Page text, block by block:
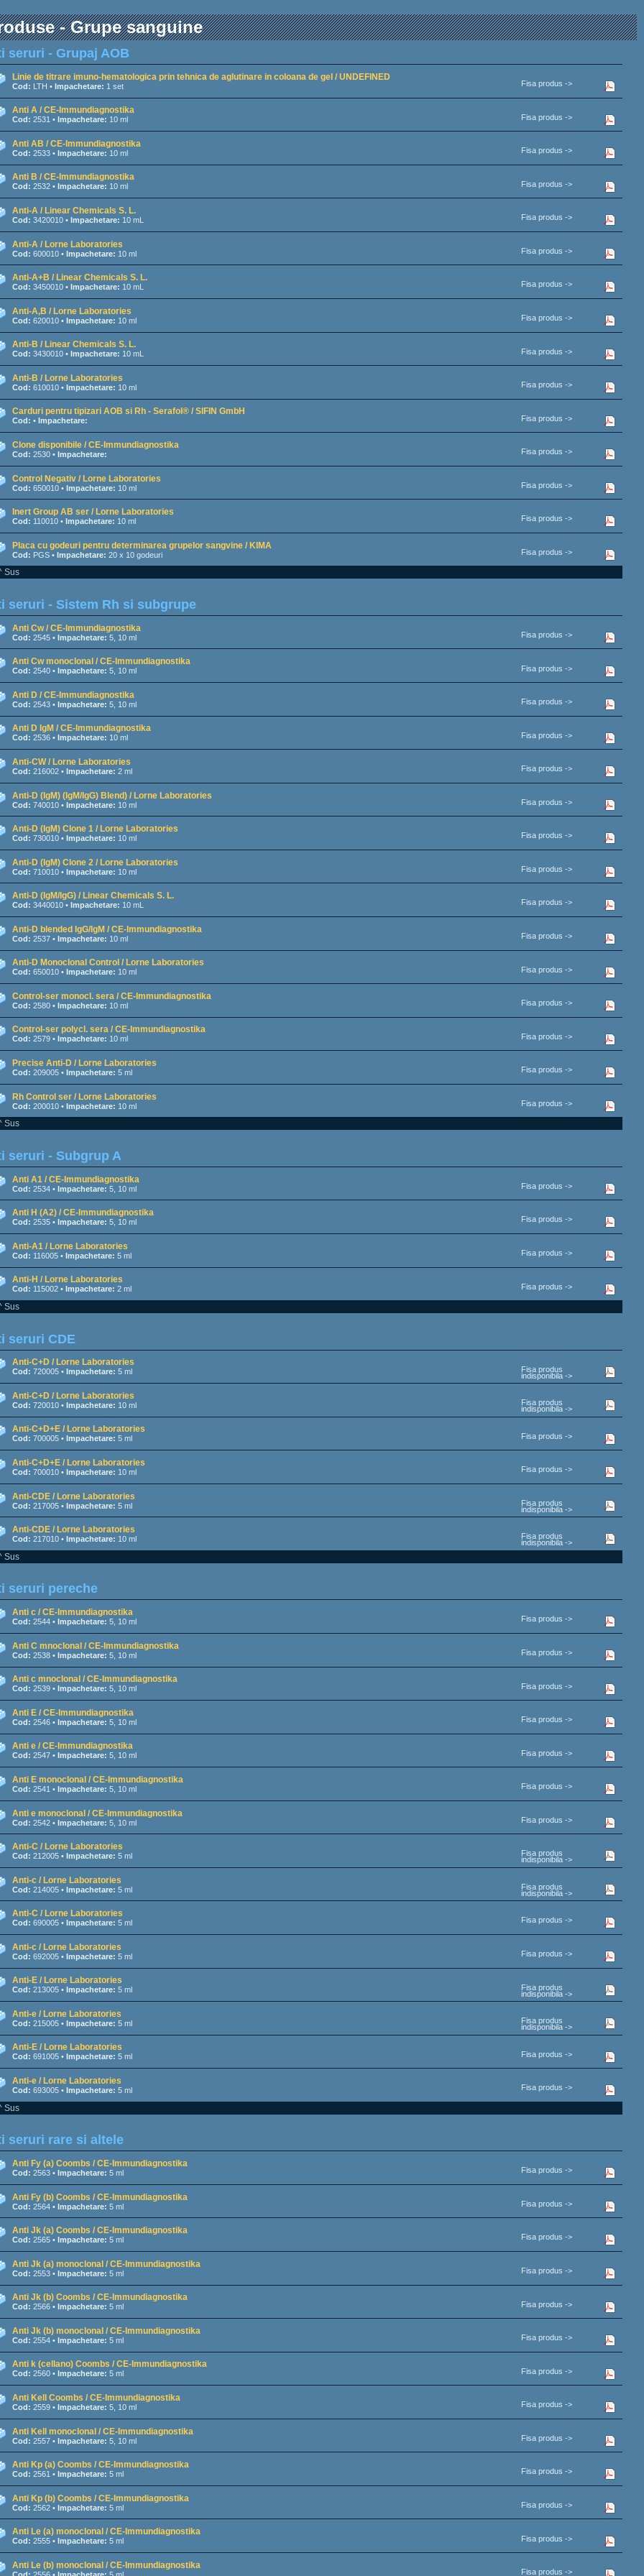
- Grupe sanguine
seruri - Grupaj AOB
Linie de titrare imuno-hematologica prin tehnica de aglutinare in coloana de gel / UNDEFINED
Cod: LTH • Impachetare: 1 set Fisa produs ->
Anti A / CE-Immundiagnostika
Cod: 2531 • Impachetare: 10 ml Fisa produs ->
Anti AB / CE-Immundiagnostika
Cod: 2533 • Impachetare: 10 ml Fisa produs ->
Anti B / CE-Immundiagnostika
Cod: 2532 • Impachetare: 10 ml Fisa produs ->
Anti-A / Linear Chemicals S. L.
Cod: 3420010 • Impachetare: 10 mL Fisa produs ->
Anti-A / Lorne Laboratories
Cod: 600010 • Impachetare: 10 ml Fisa produs ->
Anti-A+B / Linear Chemicals S. L.
Cod: 3450010 • Impachetare: 10 mL Fisa produs ->
Anti-A,B / Lorne Laboratories
Cod: 620010 • Impachetare: 10 ml Fisa produs ->
Anti-B / Linear Chemicals S. L.
Cod: 3430010 • Impachetare: 10 mL Fisa produs ->
Anti-B / Lorne Laboratories
Cod: 610010 • Impachetare: 10 ml Fisa produs ->
Carduri pentru tipizari AOB si Rh - Serafol® / SIFIN GmbH
Cod: • Impachetare: Fisa produs ->
Clone disponibile / CE-Immundiagnostika
Cod: 2530 • Impachetare: Fisa produs ->
Control Negativ / Lorne Laboratories
Cod: 650010 • Impachetare: 10 ml Fisa produs ->
Inert Group AB ser / Lorne Laboratories
Cod: 110010 • Impachetare: 10 ml Fisa produs ->
Placa cu godeuri pentru determinarea grupelor sangvine / KIMA
Cod: PGS • Impachetare: 20 x 10 godeuri Fisa produs ->
Sus
seruri - Sistem Rh si subgrupe
Anti Cw / CE-Immundiagnostika
Cod: 2545 • Impachetare: 5, 10 ml Fisa produs ->
Anti Cw monoclonal / CE-Immundiagnostika
Cod: 2540 • Impachetare: 5, 10 ml Fisa produs ->
Anti D / CE-Immundiagnostika
Cod: 2543 • Impachetare: 5, 10 ml Fisa produs ->
Anti D IgM / CE-Immundiagnostika
Cod: 2536 • Impachetare: 10 ml Fisa produs ->
Anti-CW / Lorne Laboratories
Cod: 216002 • Impachetare: 2 ml Fisa produs ->
Anti-D (IgM) (IgM/IgG) Blend) / Lorne Laboratories
Cod: 740010 • Impachetare: 10 ml Fisa produs ->
Anti-D (IgM) Clone 1 / Lorne Laboratories
Cod: 730010 • Impachetare: 10 ml Fisa produs ->
Anti-D (IgM) Clone 2 / Lorne Laboratories
Cod: 710010 • Impachetare: 10 ml Fisa produs ->
Anti-D (IgM/IgG) / Linear Chemicals S. L.
Cod: 3440010 • Impachetare: 10 mL Fisa produs ->
Anti-D blended IgG/IgM / CE-Immundiagnostika
Cod: 2537 • Impachetare: 10 ml Fisa produs ->
Anti-D Monoclonal Control / Lorne Laboratories
Cod: 650010 • Impachetare: 10 ml Fisa produs ->
Control-ser monocl. sera / CE-Immundiagnostika
Cod: 2580 • Impachetare: 10 ml Fisa produs ->
Control-ser polycl. sera / CE-Immundiagnostika
Cod: 2579 • Impachetare: 10 ml Fisa produs ->
Precise Anti-D / Lorne Laboratories
Cod: 209005 • Impachetare: 5 ml Fisa produs ->
Rh Control ser / Lorne Laboratories
Cod: 200010 • Impachetare: 10 ml Fisa produs ->
Sus
seruri - Subgrup A
Anti A1 / CE-Immundiagnostika
Cod: 2534 • Impachetare: 5, 10 ml Fisa produs ->
Anti H (A2) / CE-Immundiagnostika
Cod: 2535 • Impachetare: 5, 10 ml Fisa produs ->
Anti-A1 / Lorne Laboratories
Cod: 116005 • Impachetare: 5 ml Fisa produs ->
Anti-H / Lorne Laboratories
Cod: 115002 • Impachetare: 2 ml Fisa produs ->
Sus
seruri CDE
Anti-C+D / Lorne Laboratories
Cod: 720005 • Impachetare: 5 ml Fisa produs
indisponibila ->
Anti-C+D / Lorne Laboratories
Cod: 720010 • Impachetare: 10 ml Fisa produs
indisponibila ->
Anti-C+D+E / Lorne Laboratories
Cod: 700005 • Impachetare: 5 ml Fisa produs ->
Anti-C+D+E / Lorne Laboratories
Cod: 700010 • Impachetare: 10 ml Fisa produs ->
Anti-CDE / Lorne Laboratories
Cod: 217005 • Impachetare: 5 ml Fisa produs
indisponibila ->
Anti-CDE / Lorne Laboratories
Cod: 217010 • Impachetare: 10 ml Fisa produs
indisponibila ->
Sus
seruri pereche
Anti c / CE-Immundiagnostika
Cod: 2544 • Impachetare: 5, 10 ml Fisa produs ->
Anti C mnoclonal / CE-Immundiagnostika
Cod: 2538 • Impachetare: 5, 10 ml Fisa produs ->
Anti c mnoclonal / CE-Immundiagnostika
Cod: 2539 • Impachetare: 5, 10 ml Fisa produs ->
Anti E / CE-Immundiagnostika
Cod: 2546 • Impachetare: 5, 10 ml Fisa produs ->
Anti e / CE-Immundiagnostika
Cod: 2547 • Impachetare: 5, 10 ml Fisa produs ->
Anti E monoclonal / CE-Immundiagnostika
Cod: 2541 • Impachetare: 5, 10 ml Fisa produs ->
Anti e monoclonal / CE-Immundiagnostika
Cod: 2542 • Impachetare: 5, 10 ml Fisa produs ->
Anti-C / Lorne Laboratories
Cod: 212005 • Impachetare: 5 ml Fisa produs
indisponibila ->
Anti-c / Lorne Laboratories
Cod: 214005 • Impachetare: 5 ml Fisa produs
indisponibila ->
Anti-C / Lorne Laboratories
Cod: 690005 • Impachetare: 5 ml Fisa produs ->
Anti-c / Lorne Laboratories
Cod: 692005 • Impachetare: 5 ml Fisa produs ->
Anti-E / Lorne Laboratories
Cod: 213005 • Impachetare: 5 ml Fisa produs
indisponibila ->
Anti-e / Lorne Laboratories
Cod: 215005 • Impachetare: 5 ml Fisa produs
indisponibila ->
Anti-E / Lorne Laboratories
Cod: 691005 • Impachetare: 5 ml Fisa produs ->
Anti-e / Lorne Laboratories
Cod: 693005 • Impachetare: 5 ml Fisa produs ->
Sus
seruri rare si altele
Anti Fy (a) Coombs / CE-Immundiagnostika
Cod: 2563 • Impachetare: 5 ml Fisa produs ->
Anti Fy (b) Coombs / CE-Immundiagnostika
Cod: 2564 • Impachetare: 5 ml Fisa produs ->
Anti Jk (a) Coombs / CE-Immundiagnostika
Cod: 2565 • Impachetare: 5 ml Fisa produs ->
Anti Jk (a) monoclonal / CE-Immundiagnostika
Cod: 2553 • Impachetare: 5 ml Fisa produs ->
Anti Jk (b) Coombs / CE-Immundiagnostika
Cod: 2566 • Impachetare: 5 ml Fisa produs ->
Anti Jk (b) monoclonal / CE-Immundiagnostika
Cod: 2554 • Impachetare: 5 ml Fisa produs ->
Anti k (cellano) Coombs / CE-Immundiagnostika
Cod: 2560 • Impachetare: 5 ml Fisa produs ->
Anti Kell Coombs / CE-Immundiagnostika
Cod: 2559 • Impachetare: 5, 10 ml Fisa produs ->
Anti Kell monoclonal / CE-Immundiagnostika
Cod: 2557 • Impachetare: 5, 10 ml Fisa produs ->
Anti Kp (a) Coombs / CE-Immundiagnostika
Cod: 2561 • Impachetare: 5 ml Fisa produs ->
Anti Kp (b) Coombs / CE-Immundiagnostika
Cod: 2562 • Impachetare: 5 ml Fisa produs ->
Anti Le (a) monoclonal / CE-Immundiagnostika
Cod: 2555 • Impachetare: 5 ml Fisa produs ->
Anti Le (b) monoclonal / CE-Immundiagnostika
Fisa produs ->